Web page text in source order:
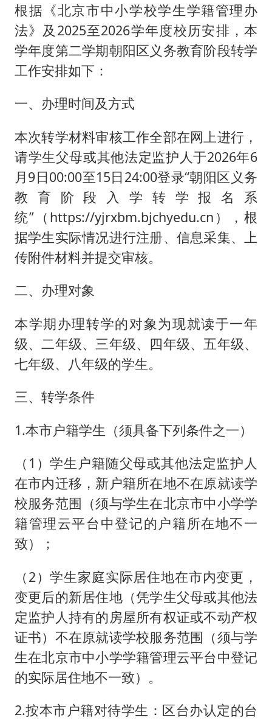
根据《北京市中小学校学生学籍管理办
法》及2025至2026学年度校历安排，本
学年度第二学期朝阳区义务教育阶段转学
工作安排如下：
一、办理时间及方式
本次转学材料审核工作全部在网上进行，
请学生父母或其他法定监护人于2026年6
月9日00:00至15日24:00登录“朝阳区义务
教育阶段入学转学报名系
统”（https://yjrxbm.bjchyedu.cn），根
据学生实际情况进行注册、信息采集、上
传附件材料并提交审核。
二、办理对象
本学期办理转学的对象为现就读于一年
级、二年级、三年级、四年级、五年级、
七年级、八年级的学生。
三、转学条件
1.本市户籍学生（须具备下列条件之一）
（1）学生户籍随父母或其他法定监护人
在市内迁移，新户籍所在地不在原就读学
校服务范围（须与学生在北京市中小学学
籍管理云平台中登记的户籍所在地不一
致）；
（2）学生家庭实际居住地在市内变更，
变更后的新居住地（凭学生父母或其他法
定监护人持有的房屋所有权证或不动产权
证书）不在原就读学校服务范围（须与学
生在北京市中小学学籍管理云平台中登记
的实际居住地不一致）。
2.按本市户籍对待学生：区台办认定的台